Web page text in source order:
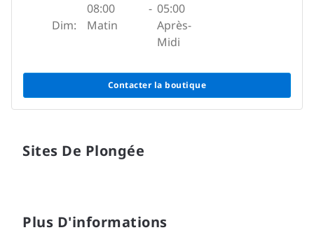
Dim:
08:00
Matin
- 05:00
Après-
Midi
Contacter la boutique
Sites De Plongée
Plus D'informations